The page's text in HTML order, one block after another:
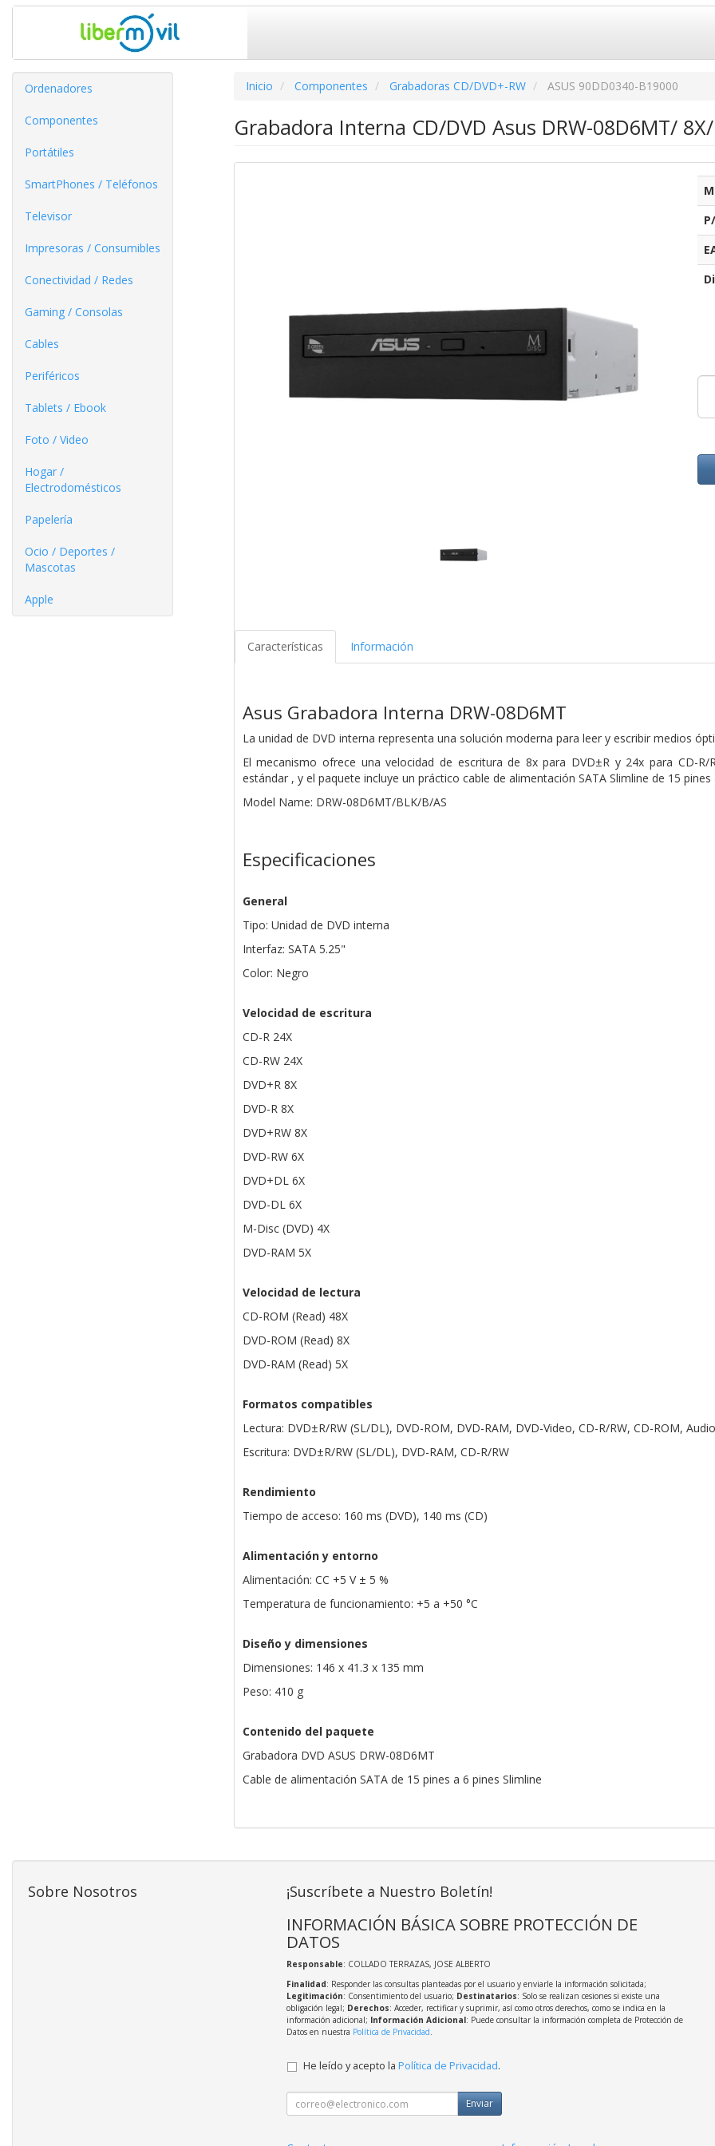
Ordenadores
Componentes
Portátiles
SmartPhones / Teléfonos
Televisor
Impresoras / Consumibles
Conectividad / Redes
Gaming / Consolas
Cables
Periféricos
Tablets / Ebook
Foto / Video
Hogar /
Electrodomésticos
Papelería
Ocio / Deportes /
Mascotas
Apple
Inicio Componentes Grabadoras CD/DVD+-RW ASUS 90DD0340-B19000
Grabadora Interna CD/DVD Asus DRW-08D6MT/
Características Información
Asus Grabadora Interna DRW-08D6MT
La unidad de DVD interna representa una solución moderna para leer y escribir medios
El mecanismo ofrece una velocidad de escritura de 8x para DVD±R y 24x para CD-
estándar , y el paquete incluye un práctico cable de alimentación SATA Slimline de 15
Model Name: DRW-08D6MT/BLK/B/AS
Especificaciones
General
Tipo: Unidad de DVD interna
Interfaz: SATA 5.25"
Color: Negro
Velocidad de escritura
CD-R 24X
CD-RW 24X
DVD+R 8X
DVD-R 8X
DVD+RW 8X
DVD-RW 6X
DVD+DL 6X
DVD-DL 6X
M-Disc (DVD) 4X
DVD-RAM 5X
Velocidad de lectura
CD-ROM (Read) 48X
DVD-ROM (Read) 8X
DVD-RAM (Read) 5X
Formatos compatibles
Lectura: DVD±R/RW (SL/DL), DVD-ROM, DVD-RAM, DVD-Video, CD-R/RW, CD-ROM,
Escritura: DVD±R/RW (SL/DL), DVD-RAM, CD-R/RW
Rendimiento
Tiempo de acceso: 160 ms (DVD), 140 ms (CD)
Alimentación y entorno
Alimentación: CC +5 V ± 5 %
Temperatura de funcionamiento: +5 a +50 °C
Diseño y dimensiones
Dimensiones: 146 x 41.3 x 135 mm
Peso: 410 g
Contenido del paquete
Grabadora DVD ASUS DRW-08D6MT
Cable de alimentación SATA de 15 pines a 6 pines Slimline
Sobre Nosotros ¡Suscríbete a Nuestro Boletín!
INFORMACIÓN BÁSICA SOBRE PROTECCIÓN DE
DATOS
Responsable: COLLADO TERRAZAS, JOSE ALBERTO
Finalidad: Responder las consultas planteadas por el usuario y enviarle la información solicitada;
Legitimación: Consentimiento del usuario; Destinatarios: Solo se realizan cesiones si existe una
obligación legal; Derechos: Acceder, rectificar y suprimir, así como otros derechos, como se indica en la
información adicional; Información Adicional: Puede consultar la información completa de Protección de
Datos en nuestra Política de Privacidad.
He leído y acepto la Política de Privacidad.
Enviar